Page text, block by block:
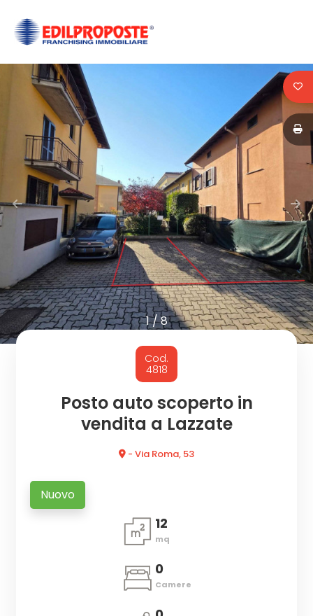
1/8
Cod.
4818
Posto auto scoperto in
vendita a Lazzate
- Via Roma, 53
Nuovo
12
mq
0
Camere
HOME
CHI
SIAMO
AFFILIATI
VENDITA
AFFITTO
ACQUISIZIONE
LAVORA
Codice
Contratto
Qualsiasi
Vendita
Affitto
Scegli
dove
cercare
Comune
Tipologia